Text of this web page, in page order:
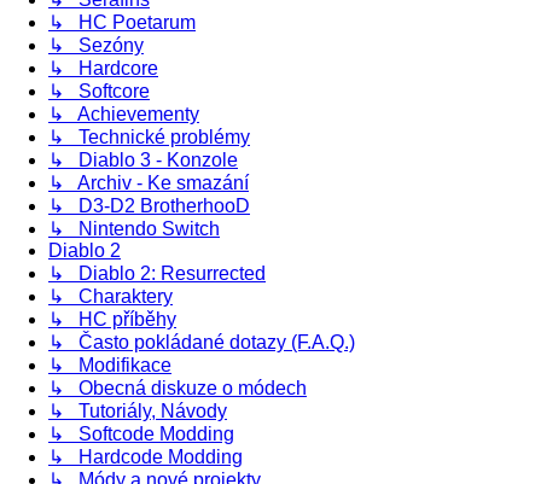
↳ HC Poetarum
↳ Sezóny
↳ Hardcore
↳ Softcore
↳ Achievementy
↳ Technické problémy
↳ Diablo 3 - Konzole
↳ Archiv - Ke smazání
↳ D3-D2 BrotherhooD
↳ Nintendo Switch
Diablo 2
↳ Diablo 2: Resurrected
↳ Charaktery
↳ HC příběhy
↳ Často pokládané dotazy (F.A.Q.)
↳ Modifikace
↳ Obecná diskuze o módech
↳ Tutoriály, Návody
↳ Softcode Modding
↳ Hardcode Modding